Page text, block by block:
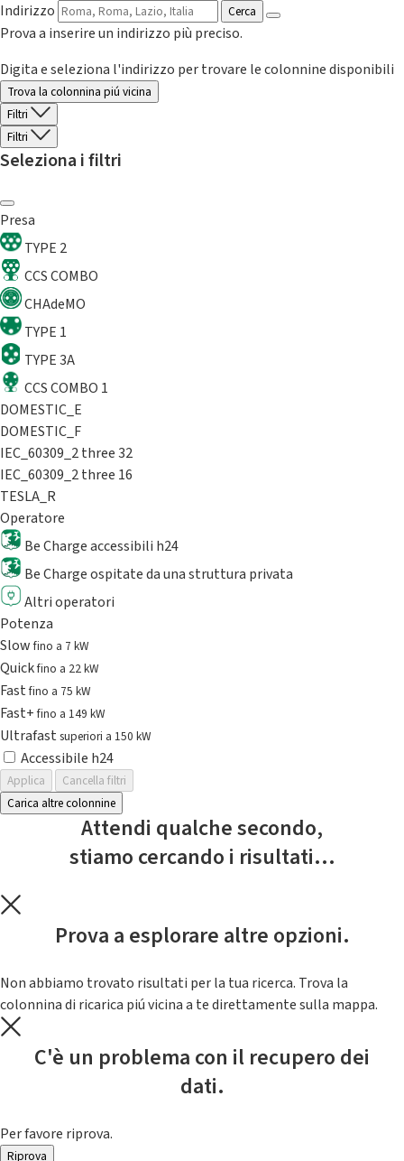
Indirizzo
Cerca
Prova a inserire un indirizzo più preciso.
Digita e seleziona l'indirizzo per trovare le colonnine disponibili
Trova la colonnina piú vicina
Filtri
Filtri
Seleziona i filtri
Presa
TYPE 2
CCS COMBO
CHAdeMO
TYPE 1
TYPE 3A
CCS COMBO 1
DOMESTIC_E
DOMESTIC_F
IEC_60309_2 three 32
IEC_60309_2 three 16
TESLA_R
Operatore
Be Charge accessibili h24
Be Charge ospitate da una struttura privata
Altri operatori
Potenza
Slowfino a 7 kW
Quickfino a 22 kW
Fastfino a 75 kW
Fast+fino a 149 kW
Ultrafast superiori a 150 kW
Accessibile h24
Applica
Cancella filtri
Carica altre colonnine
Attendi qualche secondo,
stiamo cercando i risultati...
Prova a esplorare altre opzioni.
Non abbiamo trovato risultati per la tua ricerca. Trova la
colonnina di ricarica piú vicina a te direttamente sulla mappa.
C'è un problema con il recupero dei
dati.
Per favore riprova.
Riprova